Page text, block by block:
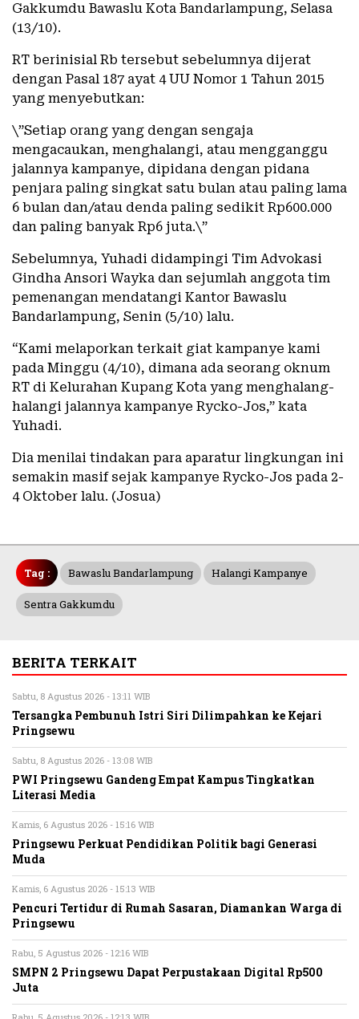
Gakkumdu Bawaslu Kota Bandarlampung, Selasa
(13/10).
RT berinisial Rb tersebut sebelumnya dijerat
dengan Pasal 187 ayat 4 UU Nomor 1 Tahun 2015
yang menyebutkan:
\”Setiap orang yang dengan sengaja
mengacaukan, menghalangi, atau mengganggu
jalannya kampanye, dipidana dengan pidana
penjara paling singkat satu bulan atau paling lama
6 bulan dan/atau denda paling sedikit Rp600.000
dan paling banyak Rp6 juta.\”
Sebelumnya, Yuhadi didampingi Tim Advokasi
Gindha Ansori Wayka dan sejumlah anggota tim
pemenangan mendatangi Kantor Bawaslu
Bandarlampung, Senin (5/10) lalu.
“Kami melaporkan terkait giat kampanye kami
pada Minggu (4/10), dimana ada seorang oknum
RT di Kelurahan Kupang Kota yang menghalang-
halangi jalannya kampanye Rycko-Jos,” kata
Yuhadi.
Dia menilai tindakan para aparatur lingkungan ini
semakin masif sejak kampanye Rycko-Jos pada 2-
4 Oktober lalu. (Josua)
Tag : Bawaslu Bandarlampung Halangi Kampanye
Sentra Gakkumdu
BERITA TERKAIT
Sabtu, 8 Agustus 2026 - 13:11 WIB
Tersangka Pembunuh Istri Siri Dilimpahkan ke Kejari
Pringsewu
Sabtu, 8 Agustus 2026 - 13:08 WIB
PWI Pringsewu Gandeng Empat Kampus Tingkatkan
Literasi Media
Kamis, 6 Agustus 2026 - 15:16 WIB
Pringsewu Perkuat Pendidikan Politik bagi Generasi
Muda
Kamis, 6 Agustus 2026 - 15:13 WIB
Pencuri Tertidur di Rumah Sasaran, Diamankan Warga di
Pringsewu
Rabu, 5 Agustus 2026 - 12:16 WIB
SMPN 2 Pringsewu Dapat Perpustakaan Digital Rp500
Juta